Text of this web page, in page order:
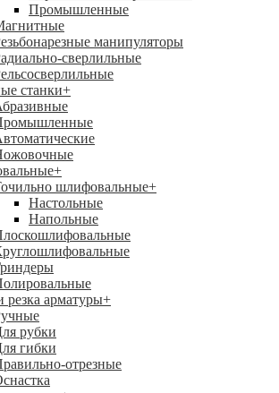
Промышленные
манипуляторы
сверлильные
станки+
+
шлифовальные+
Настольные
Напольные
резка арматуры+
рубки
гибки
отрезные